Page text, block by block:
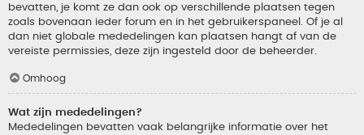
bevatten, je komt ze dan ook op verschillende plaatsen tegen
zoals bovenaan ieder forum en in het gebruikerspaneel. Of je al
dan niet globale mededelingen kan plaatsen hangt af van de
vereiste permissies, deze zijn ingesteld door de beheerder.
Omhoog
Wat zijn mededelingen?
Mededelingen bevatten vaak belangrijke informatie over het